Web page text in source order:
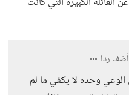
أضف ردا
وحده لا يكفي ما لم